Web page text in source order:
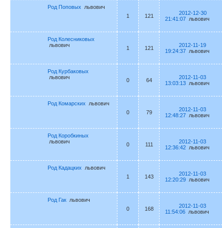
Род Поповых
львович
1
121
2012-12-30
21:41:07 львович
Род Колесниковых
львович
1 121
2012-11-19
19:24:37 львович
Род Курбаковых
львович
0 64
2012-11-03
13:03:13 львович
Род Комарских
львович
0
79
2012-11-03
12:48:27 львович
Род Коробкиных
львович
0 111
2012-11-03
12:36:42 львович
Род Кадацких
львович
1
143
2012-11-03
12:20:29 львович
Род Гак львович
0
168
2012-11-03
11:54:06 львович